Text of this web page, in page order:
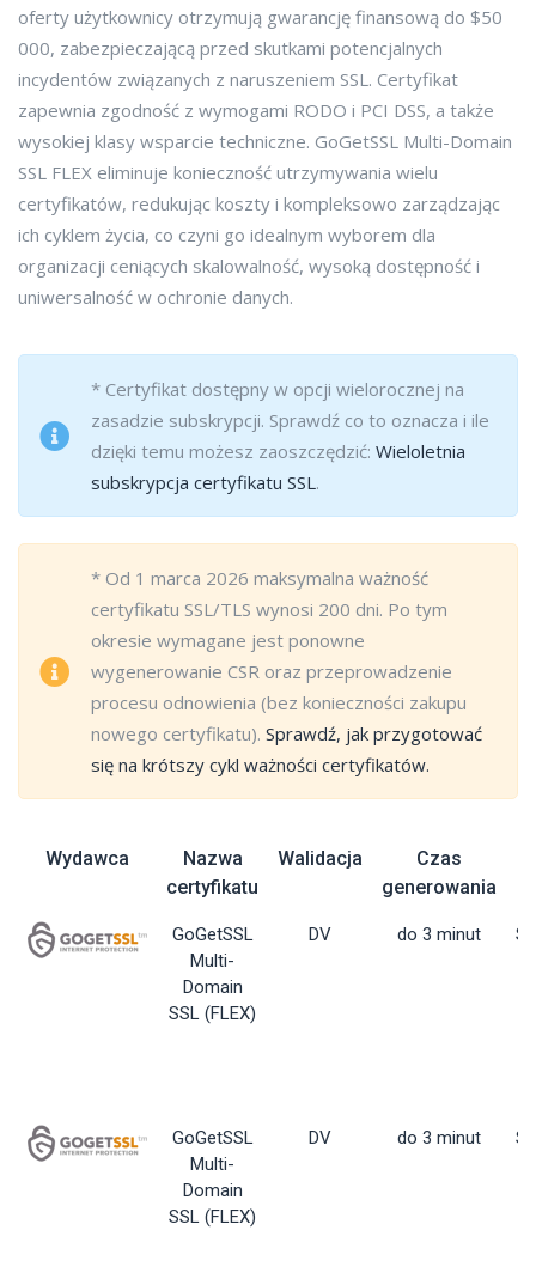
oferty użytkownicy otrzymują gwarancję finansową do $50
000, zabezpieczającą przed skutkami potencjalnych
incydentów związanych z naruszeniem SSL. Certyfikat
zapewnia zgodność z wymogami RODO i PCI DSS, a także
wysokiej klasy wsparcie techniczne. GoGetSSL Multi-Domain
SSL FLEX eliminuje konieczność utrzymywania wielu
certyfikatów, redukując koszty i kompleksowo zarządzając
ich cyklem życia, co czyni go idealnym wyborem dla
organizacji ceniących skalowalność, wysoką dostępność i
uniwersalność w ochronie danych.
* Certyfikat dostępny w opcji wielorocznej na
zasadzie subskrypcji. Sprawdź co to oznacza i ile
dzięki temu możesz zaoszczędzić: Wieloletnia
subskrypcja certyfikatu SSL.
* Od 1 marca 2026 maksymalna ważność
certyfikatu SSL/TLS wynosi 200 dni. Po tym
okresie wymagane jest ponowne
wygenerowanie CSR oraz przeprowadzenie
procesu odnowienia (bez konieczności zakupu
nowego certyfikatu). Sprawdź, jak przygotować
się na krótszy cykl ważności certyfikatów.
Wydawca
Nazwa
certyfikatu
Walidacja
Czas
generowania
GoGetSSL
Multi-
Domain
SSL (FLEX)
DV do 3 minut
GoGetSSL
Multi-
Domain
SSL (FLEX)
DV do 3 minut